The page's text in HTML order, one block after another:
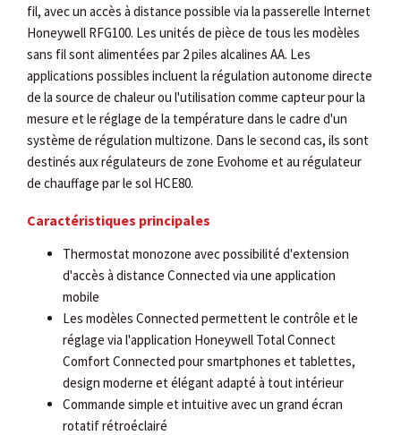
fil, avec un accès à distance possible via la passerelle Internet
Honeywell RFG100. Les unités de pièce de tous les modèles
sans fil sont alimentées par 2 piles alcalines AA. Les
applications possibles incluent la régulation autonome directe
de la source de chaleur ou l'utilisation comme capteur pour la
mesure et le réglage de la température dans le cadre d'un
système de régulation multizone. Dans le second cas, ils sont
destinés aux régulateurs de zone Evohome et au régulateur
de chauffage par le sol HCE80.
Caractéristiques principales
Thermostat monozone avec possibilité d'extension
d'accès à distance Connected via une application
mobile
Les modèles Connected permettent le contrôle et le
réglage via l'application Honeywell Total Connect
Comfort Connected pour smartphones et tablettes,
design moderne et élégant adapté à tout intérieur
Commande simple et intuitive avec un grand écran
rotatif rétroéclairé